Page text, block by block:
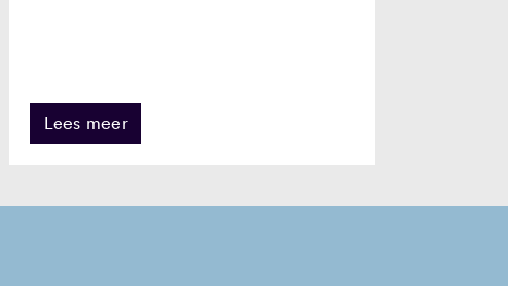
Lees meer